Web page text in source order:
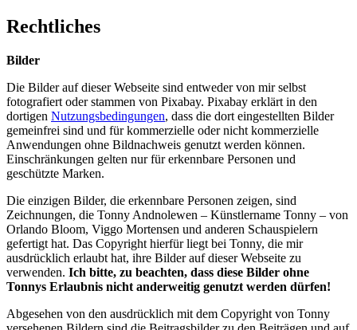
Rechtliches
Bilder
Die Bilder auf dieser Webseite sind entweder von mir selbst
fotografiert oder stammen von Pixabay. Pixabay erklärt in den
dortigen Nutzungsbedingungen, dass die dort eingestellten Bilder
gemeinfrei sind und für kommerzielle oder nicht kommerzielle
Anwendungen ohne Bildnachweis genutzt werden können.
Einschränkungen gelten nur für erkennbare Personen und
geschützte Marken.
Die einzigen Bilder, die erkennbare Personen zeigen, sind
Zeichnungen, die Tonny Andnolewen – Künstlername Tonny – von
Orlando Bloom, Viggo Mortensen und anderen Schauspielern
gefertigt hat. Das Copyright hierfür liegt bei Tonny, die mir
ausdrücklich erlaubt hat, ihre Bilder auf dieser Webseite zu
verwenden. Ich bitte, zu beachten, dass diese Bilder ohne
Tonnys Erlaubnis nicht anderweitig genutzt werden dürfen!
Abgesehen von den ausdrücklich mit dem Copyright von Tonny